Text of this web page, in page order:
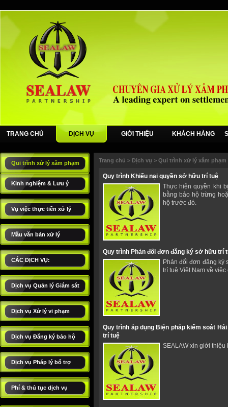
TRANG CHỦ DỊCH VỤ GIỚI THIỆU KHÁCH HÀNG
Qui trình xử lý xâm phạm
Kinh nghiệm & Lưu ý
Vụ việc thực tiễn xử lý
Mẫu văn bản xử lý
CÁC DỊCH VỤ:
Dịch vụ Quản lý Giám sát
Dịch vụ Xử lý vi phạm
Dịch vụ Đăng ký bảo hộ
Dịch vụ Pháp lý bổ trợ
Phí & thủ tục dịch vụ
Trang chủ > Dịch vụ > Qui trình xử lý xâm phạm
Quy trình Khiếu nại quyền sở hữu trí tuệ
Thực hiện quyền khi
bằng bảo hộ trừng
hộ trước đó.
Quy trình Phản đối đơn đăng ký sở hữu trí
Phản đối đơn đăng ký
trí tuệ Việt Nam về
Quy trình áp dụng Biện pháp kiểm soát
trí tuệ
SEALAW xin giới